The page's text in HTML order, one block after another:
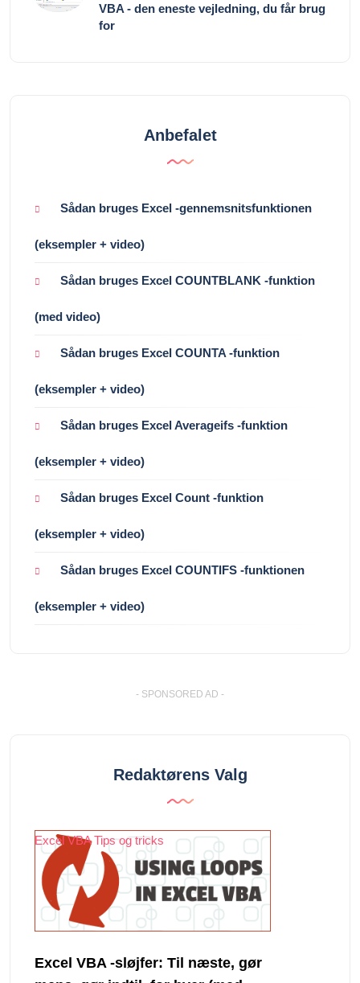
VBA - den eneste vejledning, du får brug
for
Anbefalet
Sådan bruges Excel -gennemsnitsfunktionen
(eksempler + video)
Sådan bruges Excel COUNTBLANK -funktion
(med video)
Sådan bruges Excel COUNTA -funktion
(eksempler + video)
Sådan bruges Excel Averageifs -funktion
(eksempler + video)
Sådan bruges Excel Count -funktion
(eksempler + video)
Sådan bruges Excel COUNTIFS -funktionen
(eksempler + video)
- SPONSORED AD -
Redaktørens Valg
Excel VBA Tips og tricks
Excel VBA -sløjfer: Til næste, gør